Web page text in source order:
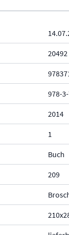
20492
978-
2014
1
Buch
209